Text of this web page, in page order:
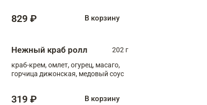
829 ₽ В корзину
Нежный краб ролл
202 г
краб-крем, омлет, огурец, масаго,
горчица дижонская, медовый соус
319 ₽ В корзину